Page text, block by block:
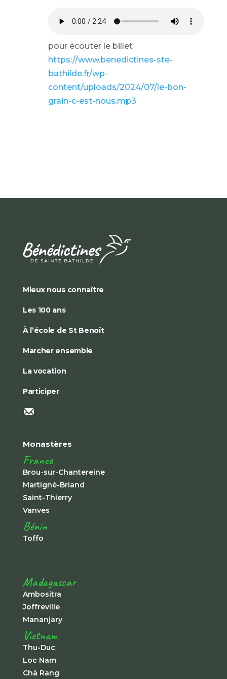
pour écouter le billet
https://www.benedictines-ste-
bathilde.fr/wp-
content/uploads/2024/07/le-bon-
grain-c-est-nous.mp3
Mieux nous connaître
Les 100 ans
À l’école de St Benoît
Marcher ensemble
La vocation
Participer
Monastères
France
Brou-sur-Chantereine
Martigné-Briand
Saint-Thierry
Vanves
Bénin
Toffo
Madagascar
Ambositra
Joffreville
Mananjary
Vietnam
Thu-Duc
Loc Nam
Chà Rang